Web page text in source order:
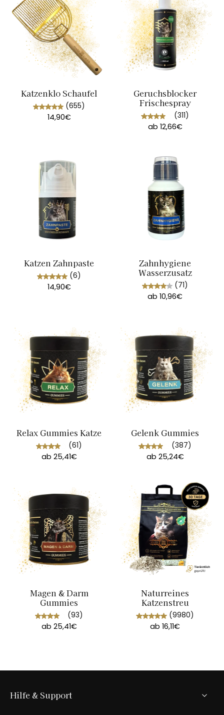
Katzenklo Schaufel
(655)
14,90€
Geruchsblocker
Frischespray
(311)
ab 12,66€
Katzen Zahnpaste
(6)
14,90€
Zahnhygiene
Wasserzusatz
(71)
ab 10,96€
Relax Gummies Katze
(61)
ab 25,41€
Gelenk Gummies
(387)
ab 25,24€
Magen & Darm
Gummies
(93)
ab 25,41€
Naturreines
Katzenstreu
(9980)
ab 16,11€
Hilfe & Support